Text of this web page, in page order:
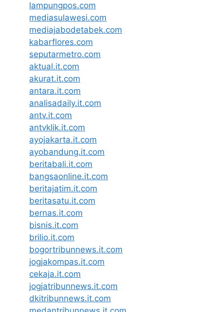
lampungpos.com
mediasulawesi.com
mediajabodetabek.com
kabarflores.com
seputarmetro.com
aktual.it.com
akurat.it.com
antara.it.com
analisadaily.it.com
antv.it.com
antvklik.it.com
ayojakarta.it.com
ayobandung.it.com
beritabali.it.com
bangsaonline.it.com
beritajatim.it.com
beritasatu.it.com
bernas.it.com
bisnis.it.com
brilio.it.com
bogortribunnews.it.com
jogjakompas.it.com
cekaja.it.com
jogjatribunnews.it.com
dkitribunnews.it.com